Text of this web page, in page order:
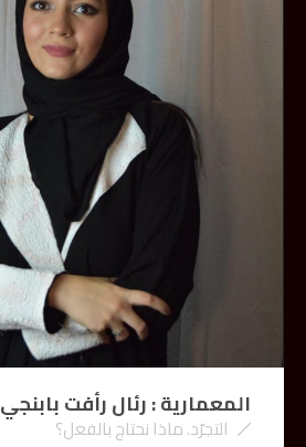
المعمارية : رئال رأفت بابنجي
التجرّد. ماذا نحتاج بالفعل؟